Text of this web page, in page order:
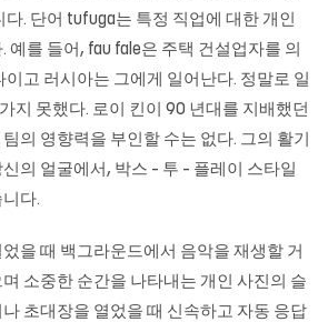
다. 단어 tufuga는 특정 직업에 대한 개인
예를 들어, fau fale은 주택 건설업자를 의
이고 러시아는 그에게 일어난다. 정말로 일
지 못했다. 로이 킨이 90 년대를 지배했던
의 영향력을 부인할 수는 없다. 그의 활기
의 얼굴에서, 박스 – 투 – 플레이 스타일
다.
을 때 백그라운드에서 음악을 재생할 거
소중한 순간을 나타내는 개인 사진의 슬
초대장을 열었을 때 신속하고 자동 응답